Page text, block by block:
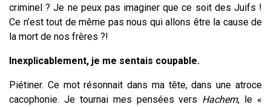
criminel ? Je ne peux pas imaginer que ce soit des Juifs !
Ce n’est tout de même pas nous qui allons être la cause de
la mort de nos frères ?!
Inexplicablement, je me sentais coupable.
Piétiner. Ce mot résonnait dans ma tête, dans une atroce
cacophonie. Je tournai mes pensées vers Hachem, le «